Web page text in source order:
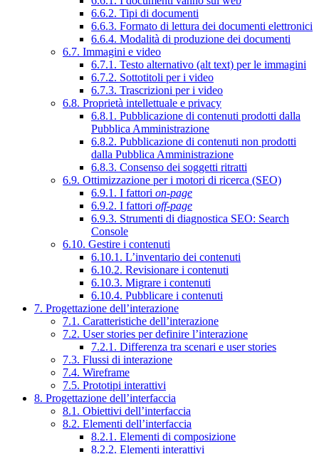
6.6.2. Tipi di documenti
6.6.3. Formato di lettura dei documenti elettronici
6.6.4. Modalità di produzione dei documenti
6.7. Immagini e video
6.7.1. Testo alternativo (alt text) per le immagini
6.7.2. Sottotitoli per i video
6.7.3. Trascrizioni per i video
6.8. Proprietà intellettuale e privacy
6.8.1. Pubblicazione di contenuti prodotti dalla
Pubblica Amministrazione
6.8.2. Pubblicazione di contenuti non prodotti
dalla Pubblica Amministrazione
6.8.3. Consenso dei soggetti ritratti
6.9. Ottimizzazione per i motori di ricerca (SEO)
6.9.1. I fattori on-page
6.9.2. I fattori off-page
6.9.3. Strumenti di diagnostica SEO: Search
Console
6.10. Gestire i contenuti
6.10.1. L’inventario dei contenuti
6.10.2. Revisionare i contenuti
6.10.3. Migrare i contenuti
6.10.4. Pubblicare i contenuti
7. Progettazione dell’interazione
7.1. Caratteristiche dell’interazione
7.2. User stories per definire l’interazione
7.2.1. Differenza tra scenari e user stories
7.3. Flussi di interazione
7.4. Wireframe
7.5. Prototipi interattivi
8. Progettazione dell’interfaccia
8.1. Obiettivi dell’interfaccia
8.2. Elementi dell’interfaccia
8.2.1. Elementi di composizione
8.2.2. Elementi interattivi